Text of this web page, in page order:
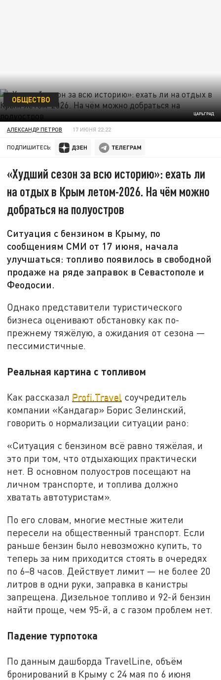
ЦАРЬГРАД
ОБЩЕСТВО
АЛЕКСАНДР ПЕТРОВ 17 ИЮНЯ 22:22
ПОДПИШИТЕСЬ:
«Худший сезон за всю историю»: ехать ли
на отдых в Крым летом-2026. На чём можно
добраться на полуостров
Ситуация с бензином в Крыму, по
сообщениям СМИ от 17 июня, начала
улучшаться: топливо появилось в свободной
продаже на ряде заправок в Севастополе и
Феодосии.
Однако представители туристического
бизнеса оценивают обстановку как по-
прежнему тяжёлую, а ожидания от сезона —
пессимистичные.
Реальная картина с топливом
Как рассказал Profi.Travel соучредитель
компании «Кандагар» Борис Зелинский,
говорить о нормализации ситуации рано:
«Ситуация с бензином всё равно тяжёлая, и
это при том, что отдыхающих практически
нет. В основном полуостров посещают на
личном транспорте, и топлива должно
хватать автотуристам».
По его словам, многие местные жители
пересели на общественный транспорт. Если
раньше бензин было невозможно купить, то
теперь за ним приходится стоять в очередях
по 6–8 часов. Действует лимит — не более 20
литров в одни руки, заправка в канистры
запрещена. Дизельное топливо и 92-й бензин
найти проще, чем 95-й, а с газом проблем нет.
Падение турпотока
По данным дашборда TravelLine, объём
бронирований в Крыму с 24 мая по 6 июня